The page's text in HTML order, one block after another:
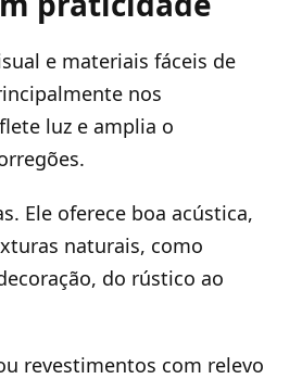
e materiais fáceis de
nos
luz e amplia o
Ele oferece boa acústica,
naturais, como
do rústico ao
revestimentos com relevo